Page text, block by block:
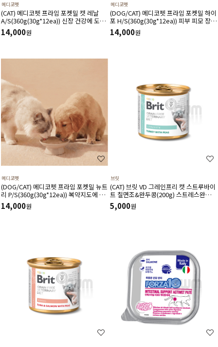
메디코펫
(CAT) 메디코펫 프라임 포켓밀 캣 레날
A/S(360g(30g*12ea)) 신장 건강에 도움
주는 가수분해 닭고기 처방캔
14,000원
메디코펫
(DOG/CAT) 메디코펫 프라임 포켓밀 하이
포 H/S(360g(30g*12ea)) 피부 피모 장벽
강화에 도움주는 가수분해 연어 처방캔
14,000원
메디코펫
(DOG/CAT) 메디코펫 프라임 포켓밀 뉴트
리 P/S(360g(30g*12ea)) 복약지도에 도
움주는 가수분해 오리 처방캔
14,000원
브릿
(CAT) 브릿 VD 그레인프리 캣 스트루바이
트 칠면조&완두콩(200g) 스트레스완화
스트루바이트용해 칼슘옥살레이트감소에
도움
5,000원